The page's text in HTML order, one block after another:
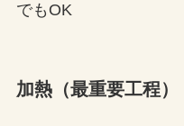
でもOK
加熱（最重要工程）